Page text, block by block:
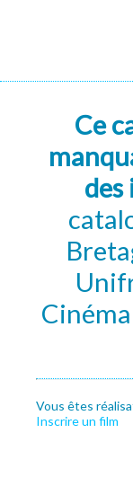
Ce
Vous êtes
Inscrire un film